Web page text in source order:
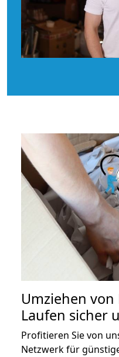
Umziehen von
Laufen sicher
Profitieren Sie von
Netzwerk für